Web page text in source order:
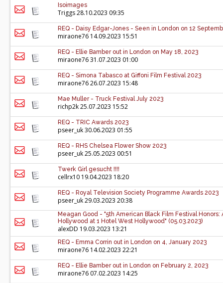
Isoimages
Triggs28.10.2023 09:35
REQ - Daisy Edgar-Jones - Seen in London on 12
miraone76 14.09.2023 15:51
REQ - Ellie Bamber out in London on May 18, 2023
miraone7631.07.2023 01:00
REQ - Simona Tabasco at Giffoni Film Festival 2023
miraone7626.07.2023 15:48
Mae Muller - Truck Festival July 2023
richp2k25.07.2023 15:52
REQ - TRIC Awards 2023
pseer_uk30.06.2023 01:55
REQ - RHS Chelsea Flower Show 2023
pseer_uk25.05.2023 00:51
Twerk Girl gesucht !!!!
cellrx10 19.04.2023 18:20
REQ - Royal Television Society Programme Awards 2023
pseer_uk29.03.2023 20:38
Meagan Good - "5th American Black Film Festival
Hollywood at 1 Hotel West Hollywood" (05.03.2023)
alexDD 19.03.2023 13:21
REQ - Emma Corrin out in London on 4, January 2023
miraone76 14.02.2023 22:21
REQ - Ellie Bamber out in London on February 2, 2023
miraone76 07.02.2023 14:25